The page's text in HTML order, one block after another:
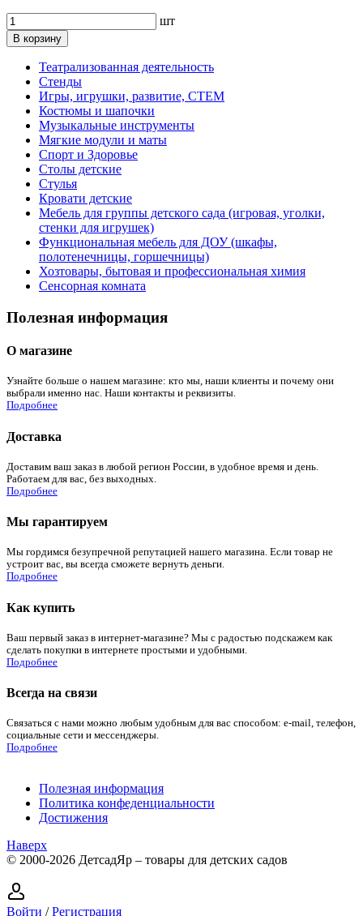
шт
В корзину
Театрализованная деятельность
Стенды
Игры, игрушки, развитие, СТЕМ
Костюмы и шапочки
Музыкальные инструменты
Мягкие модули и маты
Спорт и Здоровье
Столы детские
Стулья
Кровати детские
Мебель для группы детского сада (игровая, уголки,
стенки для игрушек)
Функциональная мебель для ДОУ (шкафы,
полотенечницы, горшечницы)
Хозтовары, бытовая и профессиональная химия
Сенсорная комната
Полезная информация
О магазине
Узнайте больше о нашем магазине: кто мы, наши клиенты и почему они
выбрали именно нас. Наши контакты и реквизиты.
Подробнее
Доставка
Доставим ваш заказ в любой регион России, в удобное время и день.
Работаем для вас, без выходных.
Подробнее
Мы гарантируем
Мы гордимся безупречной репутацией нашего магазина. Если товар не
устроит вас, вы всегда сможете вернуть деньги.
Подробнее
Как купить
Ваш первый заказ в интернет-магазине? Мы с радостью подскажем как
сделать покупки в интернете простыми и удобными.
Подробнее
Всегда на связи
Связаться с нами можно любым удобным для вас способом: e-mail, телефон,
социальные сети и мессенджеры.
Подробнее
Полезная информация
Политика конфеденциальности
Достижения
Наверх
© 2000-2026 ДетсадЯр – товары для детских садов
Войти /Регистрация